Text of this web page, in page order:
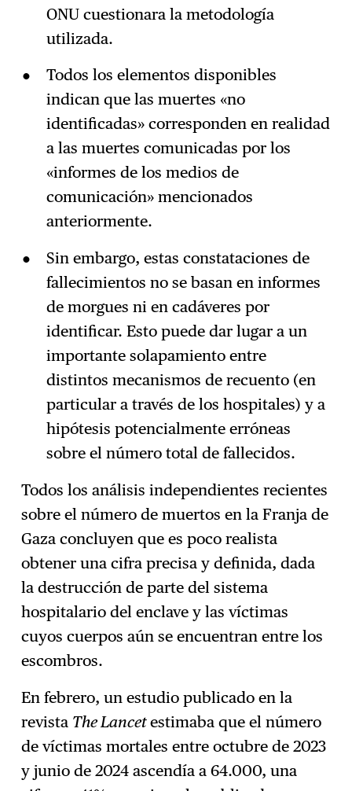
ONU cuestionara la metodología
utilizada.
Todos los elementos disponibles
indican que las muertes «no
identificadas» corresponden en realidad
a las muertes comunicadas por los
«informes de los medios de
comunicación» mencionados
anteriormente.
Sin embargo, estas constataciones de
fallecimientos no se basan en informes
de morgues ni en cadáveres por
identificar. Esto puede dar lugar a un
importante solapamiento entre
distintos mecanismos de recuento (en
particular a través de los hospitales) y a
hipótesis potencialmente erróneas
sobre el número total de fallecidos.
Todos los análisis independientes recientes
sobre el número de muertos en la Franja de
Gaza concluyen que es poco realista
obtener una cifra precisa y definida, dada
la destrucción de parte del sistema
hospitalario del enclave y las víctimas
cuyos cuerpos aún se encuentran entre los
escombros.
En febrero, un estudio publicado en la
revista The Lancetestimaba que el número
de víctimas mortales entre octubre de 2023
y junio de 2024 ascendía a 64.000, una